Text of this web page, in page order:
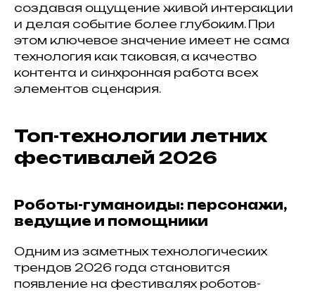
создавая ощущение живой интеракции
и делая событие более глубоким. При
этом ключевое значение имеет не сама
технология как таковая, а качество
контента и синхронная работа всех
элементов сценария.
Топ-технологии летних
фестивалей 2026
Роботы-гуманоиды: персонажи,
ведущие и помощники
Одним из заметных технологических
трендов 2026 года становится
появление на фестивалях роботов-